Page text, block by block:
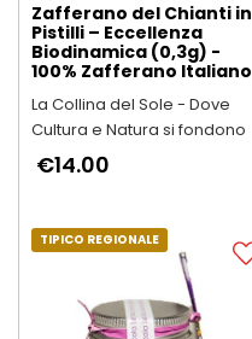
Zafferano del Chianti in
Pistilli – Eccellenza
Biodinamica (0,3g) -
100% Zafferano Italiano
La Collina del Sole - Dove
Cultura e Natura si fondono
€14.00
TIPICO REGIONALE